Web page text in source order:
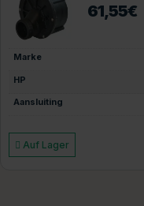
10,95
Marke
Auf Lager